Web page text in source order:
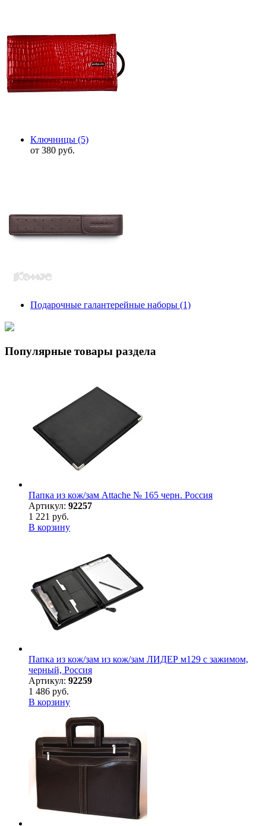
Ключницы (5)
от 380 руб.
Подарочные галантерейные наборы (1)
Популярные товары раздела
Папка из кож/зам Attache № 165 черн. Россия
Артикул: 92257
1 221 руб.
В корзину
Папка из кож/зам из кож/зам ЛИДЕР м129 с зажимом,
черный, Россия
Артикул: 92259
1 486 руб.
В корзину